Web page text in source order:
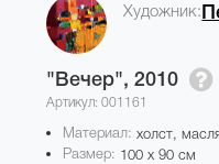
Художник:
"Вечер", 2010
Артикул: 001161
Материал: холст,
Размер: 100 x 90 см